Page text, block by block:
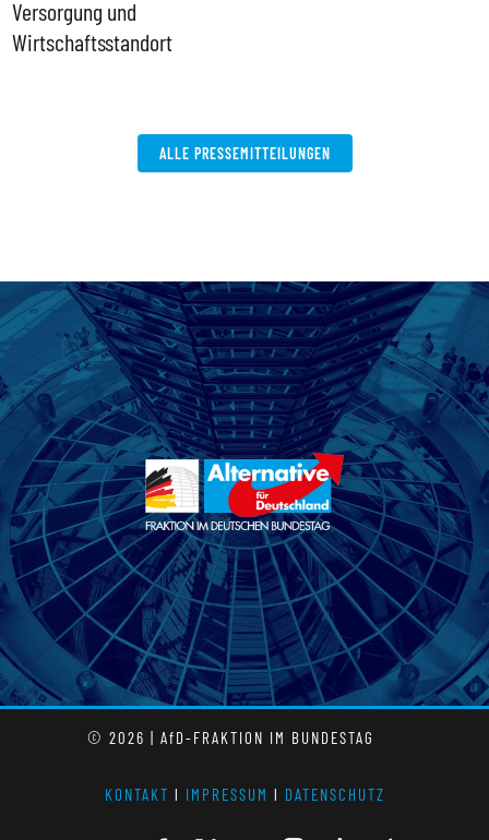
Versorgung und
Wirtschaftsstandort
ALLE PRESSEMITTEILUNGEN
© 2026 | AfD-FRAKTION IM BUNDESTAG
KONTAKT l IMPRESSUM l DATENSCHUTZ